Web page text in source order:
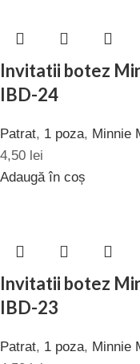
Invitatii botez
IBD-24
Patrat, 1 poza, Minnie
4,50 lei
Adaugă în coș
Invitatii botez
IBD-23
Patrat, 1 poza, Minnie